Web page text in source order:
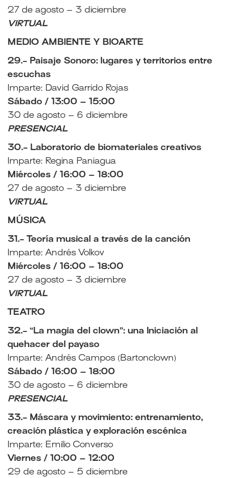
27 de agosto – 3 diciembre
VIRTUAL
MEDIO AMBIENTE Y BIOARTE
29.- Paisaje Sonoro: lugares y territorios entre
escuchas
Imparte: David Garrido Rojas
Sábado / 13:00 – 15:00
30 de agosto – 6 diciembre
PRESENCIAL
30.- Laboratorio de biomateriales creativos
Imparte: Regina Paniagua
Miércoles / 16:00 – 18:00
27 de agosto – 3 diciembre
VIRTUAL
MÚSICA
31.- Teoría musical a través de la canción
Imparte: Andrés Volkov
Miércoles / 16:00 – 18:00
27 de agosto – 3 diciembre
VIRTUAL
TEATRO
32.- “La magia del clown”: una Iniciación al
quehacer del payaso
Imparte: Andrés Campos (Bartonclown)
Sábado / 16:00 – 18:00
30 de agosto – 6 diciembre
PRESENCIAL
33.- Máscara y movimiento: entrenamiento,
creación plástica y exploración escénica
Imparte: Emilio Converso
Viernes / 10:00 – 12:00
29 de agosto – 5 diciembre